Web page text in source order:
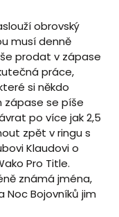
obrovský
musí denně
prodat v zápase
práce,
si někdo
zápase se píše
po více jak 2,5
zpět v ringu s
Klaudovi o
Pro Title.
známá jména,
Noc Bojovníků jim